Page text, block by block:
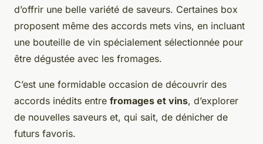
d’offrir une belle variété de saveurs. Certaines box
proposent même des accords mets vins, en incluant
une bouteille de vin spécialement sélectionnée pour
être dégustée avec les fromages.
C’est une formidable occasion de découvrir des
accords inédits entre fromages et vins, d’explorer
de nouvelles saveurs et, qui sait, de dénicher de
futurs favoris.